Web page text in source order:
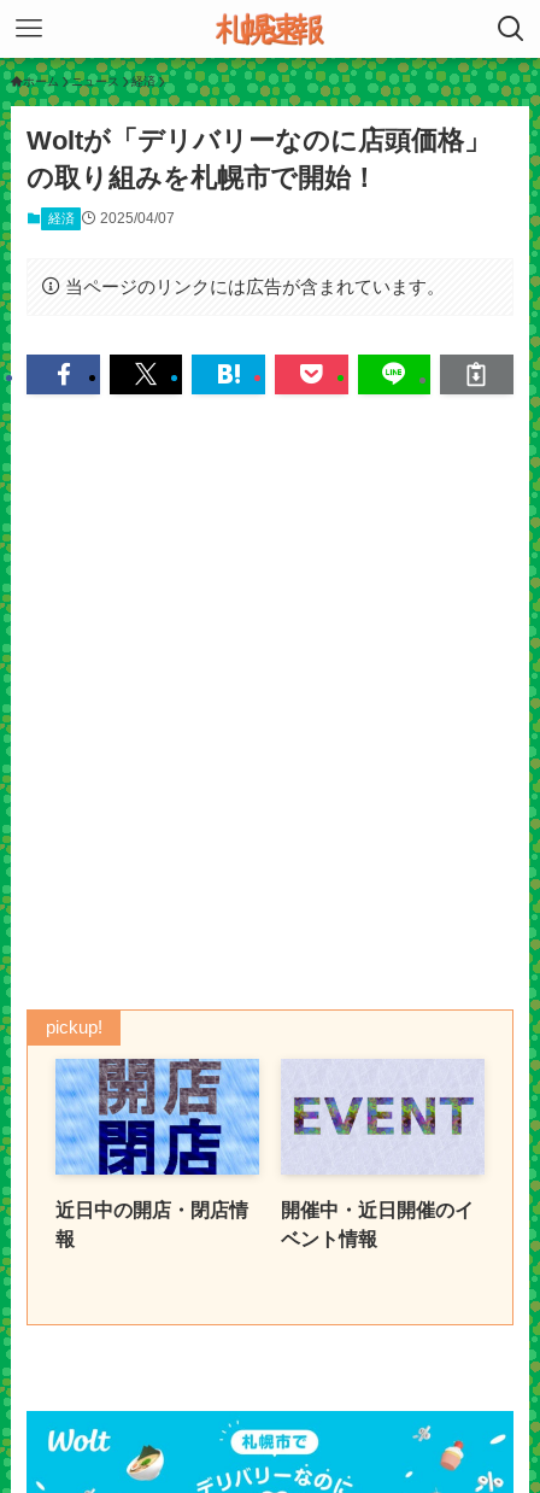
ホーム ニュース 経済
Woltが「デリバリーなのに店頭価格」
の取り組みを札幌市で開始！
経済 2025/04/07
当ページのリンクには広告が含まれています。
pickup!
近日中の開店・閉店情
報
開催中・近日開催のイ
ベント情報